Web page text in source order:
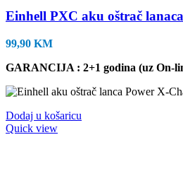
Einhell PXC aku oštrač
99,90 KM
GARANCIJA : 2+1 godina (uz On-
Dodaj u košaricu
Quick view